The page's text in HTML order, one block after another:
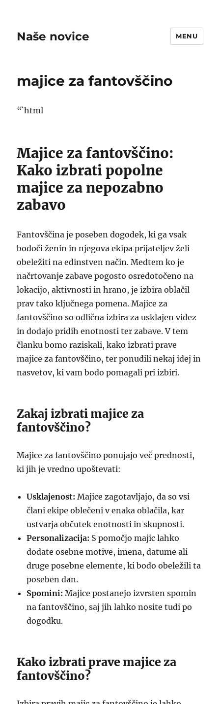
Naše novice MENU
majice za fantovščino
“`html
Majice za fantovščino:
Kako izbrati popolne
majice za nepozabno
zabavo
Fantovščina je poseben dogodek, ki ga vsak
bodoči ženin in njegova ekipa prijateljev želi
obeležiti na edinstven način. Medtem ko je
načrtovanje zabave pogosto osredotočeno na
lokacijo, aktivnosti in hrano, je izbira oblačil
prav tako ključnega pomena. Majice za
fantovščino so odlična izbira za usklajen videz
in dodajo pridih enotnosti ter zabave. V tem
članku bomo raziskali, kako izbrati prave
majice za fantovščino, ter ponudili nekaj idej in
nasvetov, ki vam bodo pomagali pri izbiri.
Zakaj izbrati majice za
fantovščino?
Majice za fantovščino ponujajo več prednosti,
ki jih je vredno upoštevati:
Usklajenost: Majice zagotavljajo, da so vsi
člani ekipe oblečeni v enaka oblačila, kar
ustvarja občutek enotnosti in skupnosti.
Personalizacija: S pomočjo majic lahko
dodate osebne motive, imena, datume ali
druge posebne elemente, ki bodo obeležili ta
poseben dan.
Spomini: Majice postanejo izvrsten spomin
na fantovščino, saj jih lahko nosite tudi po
dogodku.
Kako izbrati prave majice za
fantovščino?